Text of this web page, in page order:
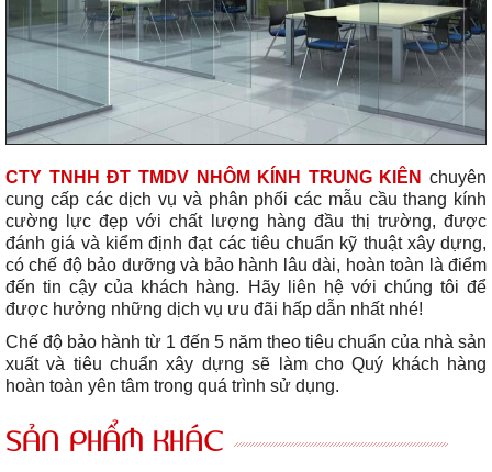
CTY TNHH ĐT TMDV NHÔM KÍNH TRUNG KIÊN chuyên
cung cấp các dịch vụ và phân phối các mẫu cầu thang kính
cường lực đẹp với chất lượng hàng đầu thị trường, được
đánh giá và kiểm định đạt các tiêu chuẩn kỹ thuật xây dựng,
có chế độ bảo dưỡng và bảo hành lâu dài, hoàn toàn là điểm
đến tin cậy của khách hàng. Hãy liên hệ với chúng tôi để
được hưởng những dịch vụ ưu đãi hấp dẫn nhất nhé!
Chế độ bảo hành từ 1 đến 5 năm theo tiêu chuẩn của nhà sản
xuất và tiêu chuẩn xây dựng sẽ làm cho Quý khách hàng
hoàn toàn yên tâm trong quá trình sử dụng.
SẢN PHẨM KHÁC